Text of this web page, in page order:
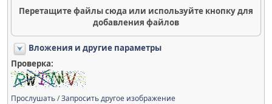
Перетащите файлы сюда или используйте кнопку для
добавления файлов
Вложения и другие параметры
Проверка:
Прослушать/Запросить другое изображение